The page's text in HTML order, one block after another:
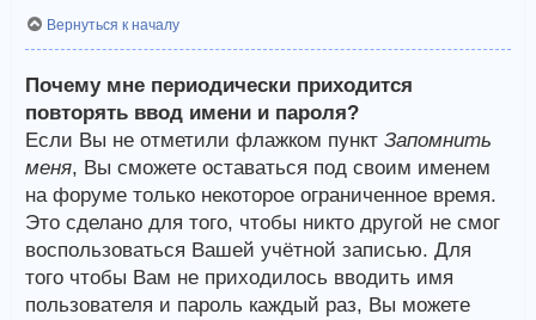
Вернуться к началу
Почему мне периодически приходится
повторять ввод имени и пароля?
Если Вы не отметили флажком пункт Запомнить
меня, Вы сможете оставаться под своим именем
на форуме только некоторое ограниченное время.
Это сделано для того, чтобы никто другой не смог
воспользоваться Вашей учётной записью. Для
того чтобы Вам не приходилось вводить имя
пользователя и пароль каждый раз, Вы можете